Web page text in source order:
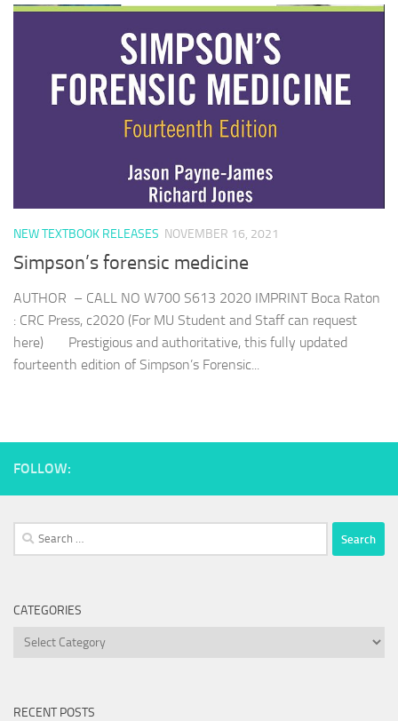
NEW TEXTBOOK RELEASES NOVEMBER 16, 2021
Simpson’s forensic medicine
AUTHOR – CALL NO W700 S613 2020 IMPRINT Boca Raton
: CRC Press, c2020 (For MU Student and Staff can request
here) Prestigious and authoritative, this fully updated
fourteenth edition of Simpson’s Forensic...
FOLLOW:
Search
for:
CATEGORIES
Categories
RECENT POSTS